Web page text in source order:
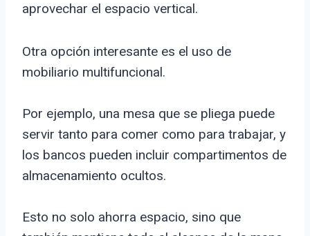
aprovechar el espacio vertical.
Otra opción interesante es el uso de
mobiliario multifuncional.
Por ejemplo, una mesa que se pliega puede
servir tanto para comer como para trabajar, y
los bancos pueden incluir compartimentos de
almacenamiento ocultos.
Esto no solo ahorra espacio, sino que